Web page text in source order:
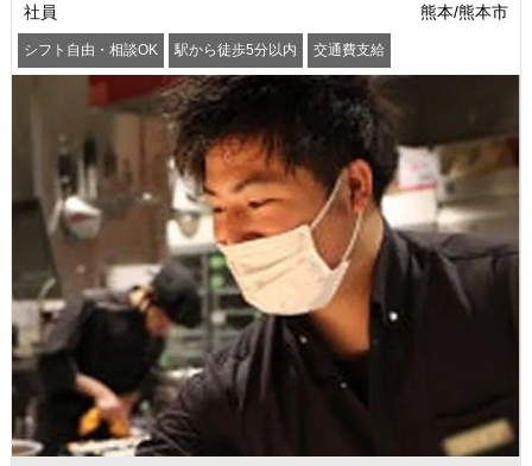
社員 熊本/熊本市
シフト自由・相談OK 駅から徒歩5分以内 交通費支給